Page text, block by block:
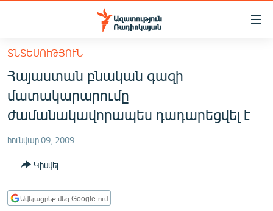
Մատչելիության
հիմնական
բովանդակությանը
Անցնել
հիմնական
մենյուին
ՀԱՅԱՍՏԱՆ
ՔԱՂԱՔԱԿԱՆ
ՀԱՍԱՐԱԿՈՒԹՅՈՒՆ
ՏՆՏԵՍՈՒԹՅՈՒՆ
ՏՆՏԵՍՈՒԹՅՈՒՆ
Հայաստան բնական գազի
մատակարարումը
ժամանակավորապես դադարեցվել է
հունվար 09, 2009
Կիսվել
Ավելացրեք մեզ Google-ում